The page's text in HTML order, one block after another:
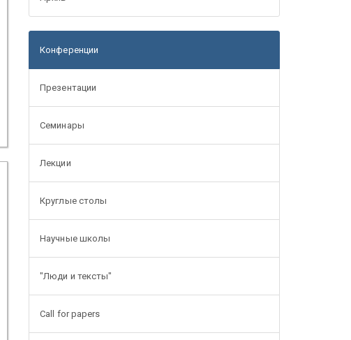
Конференции
Презентации
Семинары
Лекции
Круглые столы
Научные школы
"Люди и тексты"
Call for papers